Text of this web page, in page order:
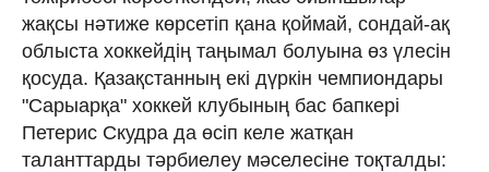
жақсы нәтиже көрсетіп қана қоймай, сондай-ақ
облыста хоккейдің таңымал болуына өз үлесін
қосуда. Қазақстанның екі дүркін чемпиондары
"Сарыарқа" хоккей клубының бас бапкері
Петерис Скудра да өсіп келе жатқан
таланттарды тәрбиелеу мәселесіне тоқталды: